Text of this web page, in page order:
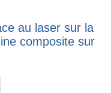
au laser sur la
composite sur